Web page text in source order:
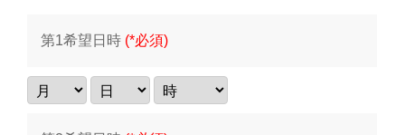
第1希望日時 (*必須)